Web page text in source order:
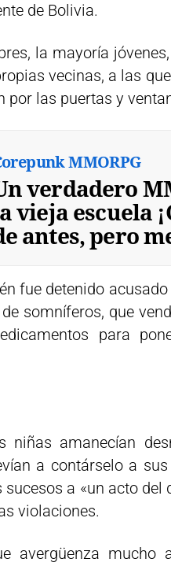
de Bolivia.
la mayoría
vecinas, a las
las puertas y
MMORPG
verdadero
vieja escuela
antes, pero
fue detenido
somníferos, que
para
niñas amanecían
a contárselo a
a «un acto del
violaciones.
avergüenza mucho